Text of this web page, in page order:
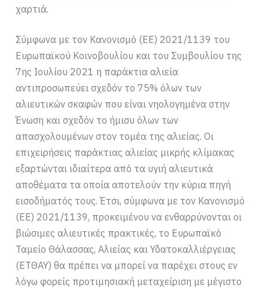
χαρτιά.
Σύμφωνα με τον Κανονισμό (ΕΕ) 2021/1139 του
Ευρωπαϊκού Κοινοβουλίου και του Συμβουλίου της
7ης Ιουλίου 2021 η παράκτια αλιεία
αντιπροσωπεύει σχεδόν το 75% όλων των
αλιευτικών σκαφών που είναι νηολογημένα στην
Ένωση και σχεδόν το ήμισυ όλων των
απασχολουμένων στον τομέα της αλιείας. Οι
επιχειρήσεις παράκτιας αλιείας μικρής κλίμακας
εξαρτώνται ιδιαίτερα από τα υγιή αλιευτικά
αποθέματα τα οποία αποτελούν την κύρια πηγή
εισοδήματός τους. Έτσι, σύμφωνα με τον Κανονισμό
(ΕΕ) 2021/1139, προκειμένου να ενθαρρύνονται οι
βιώσιμες αλιευτικές πρακτικές, το Ευρωπαϊκό
Ταμείο Θάλασσας, Αλιείας και Υδατοκαλλιέργειας
(ΕΤΘΑΥ) θα πρέπει να μπορεί να παρέχει στους εν
λόγω φορείς προτιμησιακή μεταχείριση με μέγιστο